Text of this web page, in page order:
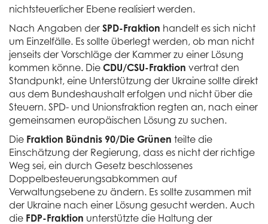
nichtsteuerlicher Ebene realisiert werden.
Nach Angaben der SPD-Fraktion handelt es sich nicht
um Einzelfälle. Es sollte überlegt werden, ob man nicht
jenseits der Vorschläge der Kammer zu einer Lösung
kommen könne. Die CDU/CSU-Fraktion vertrat den
Standpunkt, eine Unterstützung der Ukraine sollte direkt
aus dem Bundeshaushalt erfolgen und nicht über die
Steuern. SPD- und Unionsfraktion regten an, nach einer
gemeinsamen europäischen Lösung zu suchen.
Die Fraktion Bündnis 90/Die Grünen teilte die
Einschätzung der Regierung, dass es nicht der richtige
Weg sei, ein durch Gesetz beschlossenes
Doppelbesteuerungsabkommen auf
Verwaltungsebene zu ändern. Es sollte zusammen mit
der Ukraine nach einer Lösung gesucht werden. Auch
die FDP-Fraktion unterstützte die Haltung der